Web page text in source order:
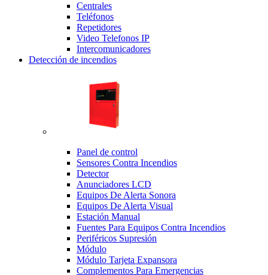
Centrales
Teléfonos
Repetidores
Video Telefonos IP
Intercomunicadores
Detección de incendios
Panel de control
Sensores Contra Incendios
Detector
Anunciadores LCD
Equipos De Alerta Sonora
Equipos De Alerta Visual
Estación Manual
Fuentes Para Equipos Contra Incendios
Periféricos Supresión
Módulo
Módulo Tarjeta Expansora
Complementos Para Emergencias